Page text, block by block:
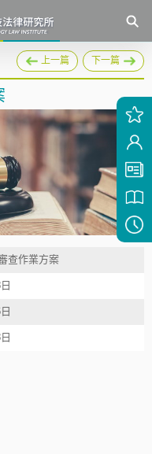
上一篇 下一篇
查作業方案